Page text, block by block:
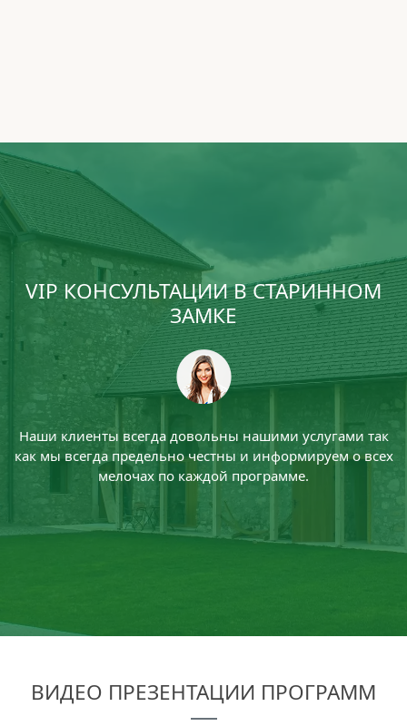
VIP КОНСУЛЬТАЦИИ В СТАРИННОМ
ЗАМКЕ
Наши клиенты всегда довольны нашими услугами так
как мы всегда предельно честны и информируем о всех
мелочах по каждой программе.
ВИДЕО ПРЕЗЕНТАЦИИ ПРОГРАММ